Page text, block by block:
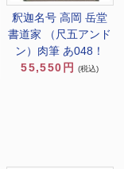
釈迦名号 高岡 岳堂
書道家 （尺五アンド
ン）肉筆 あ048！
55,550円
(税込)